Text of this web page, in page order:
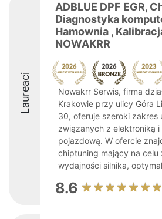
Laureaci
ADBLUE DPF EGR,
Diagnostyka
Hamownia ,
NOWAKRR
Nowakrr Serwis, firma
Krakowie przy ulicy Góra
30, oferuje szeroki zakres
związanych z elektroniką i
pojazdową. W ofercie
chiptuning mający na celu
wydajności silnika,
8.6